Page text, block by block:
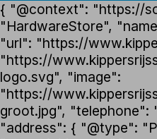
{ "@context": "https://
"HardwareStore",
"url": "https://
"https://
logo.svg", "image":
"https://
groot.jpg", "telephone":
"address": { "@type":